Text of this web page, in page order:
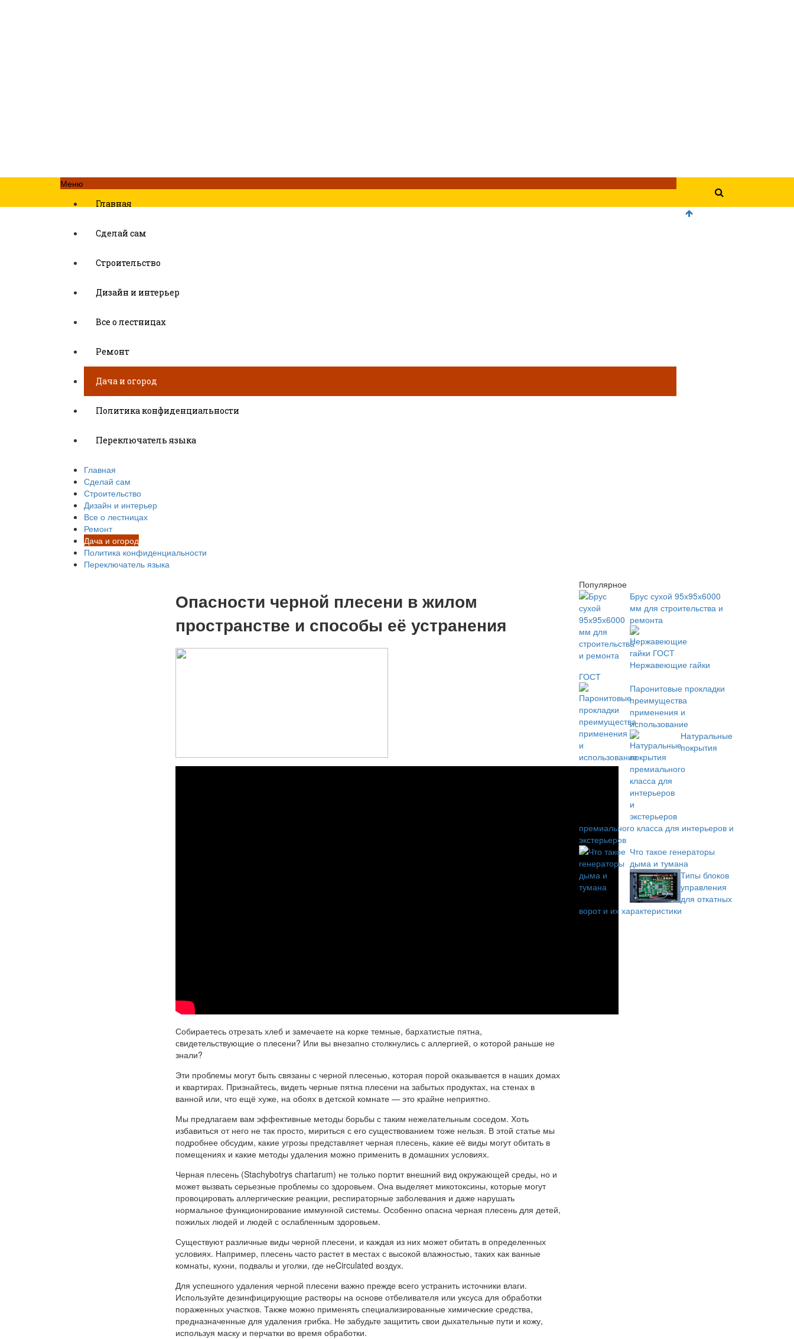
Меню
Главная
Сделай сам
Строительство
Дизайн и интерьер
Все о лестницах
Ремонт
Дача и огород
Политика конфиденциальности
Переключатель языка
Главная
Сделай сам
Строительство
Дизайн и интерьер
Все о лестницах
Ремонт
Дача и огород
Политика конфиденциальности
Переключатель языка
Опасности черной плесени в жилом
пространстве и способы её устранения
Собираетесь отрезать хлеб и замечаете на корке темные, бархатистые пятна,
свидетельствующие о плесени? Или вы внезапно столкнулись с аллергией, о которой раньше не
знали?
Эти проблемы могут быть связаны с черной плесенью, которая порой оказывается в наших домах
и квартирах. Признайтесь, видеть черные пятна плесени на забытых продуктах, на стенах в
ванной или, что ещё хуже, на обоях в детской комнате — это крайне неприятно.
Мы предлагаем вам эффективные методы борьбы с таким нежелательным соседом. Хоть
избавиться от него не так просто, мириться с его существованием тоже нельзя. В этой статье мы
подробнее обсудим, какие угрозы представляет черная плесень, какие её виды могут обитать в
помещениях и какие методы удаления можно применить в домашних условиях.
Черная плесень (Stachybotrys chartarum) не только портит внешний вид окружающей среды, но и
может вызвать серьезные проблемы со здоровьем. Она выделяет микотоксины, которые могут
провоцировать аллергические реакции, респираторные заболевания и даже нарушать
нормальное функционирование иммунной системы. Особенно опасна черная плесень для детей,
пожилых людей и людей с ослабленным здоровьем.
Существуют различные виды черной плесени, и каждая из них может обитать в определенных
условиях. Например, плесень часто растет в местах с высокой влажностью, таких как ванные
комнаты, кухни, подвалы и уголки, где неCirculated воздух.
Для успешного удаления черной плесени важно прежде всего устранить источники влаги.
Используйте дезинфицирующие растворы на основе отбеливателя или уксуса для обработки
пораженных участков. Также можно применять специализированные химические средства,
предназначенные для удаления грибка. Не забудьте защитить свои дыхательные пути и кожу,
используя маску и перчатки во время обработки.
Популярное
Брус сухой 95х95х6000
мм для строительства и
ремонта
Нержавеющие гайки
ГОСТ
Паронитовые прокладки
преимущества
применения и
использование
Натуральные
покрытия
премиального класса для интерьеров и
экстерьеров
Что такое генераторы
дыма и тумана
Типы блоков
управления
для откатных
ворот и их характеристики